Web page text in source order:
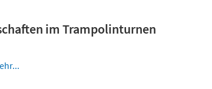
im Trampolinturnen